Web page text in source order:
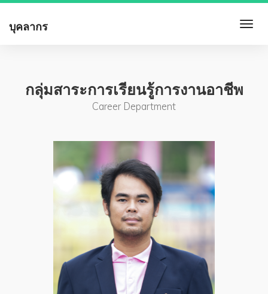
บุคลากร
กลุ่มสาระการเรียนรู้การงานอาชีพ
Career Department